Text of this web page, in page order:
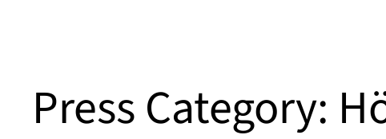
Press Category: